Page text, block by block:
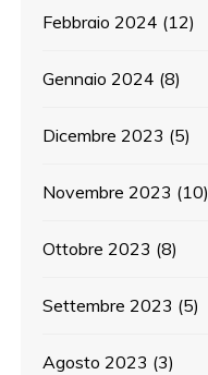
Febbraio 2024 (12)
Gennaio 2024 (8)
Dicembre 2023 (5)
Novembre 2023 (10)
Ottobre 2023 (8)
Settembre 2023 (5)
Agosto 2023 (3)